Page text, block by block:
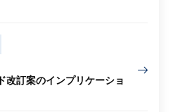
改訂案のインプリケーショ